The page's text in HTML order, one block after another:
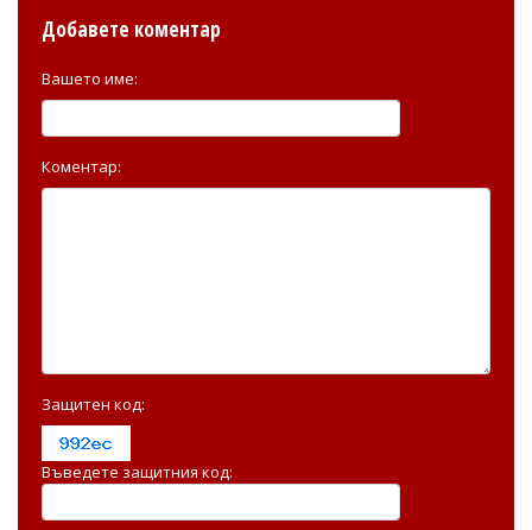
Добавете коментар
Вашето име:
Коментар:
Защитен код:
Въведете защитния код: